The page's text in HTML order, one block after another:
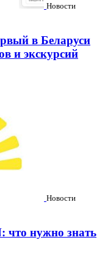
Новости
в Беларуси
и экскурсий
Новости
что нужно знать